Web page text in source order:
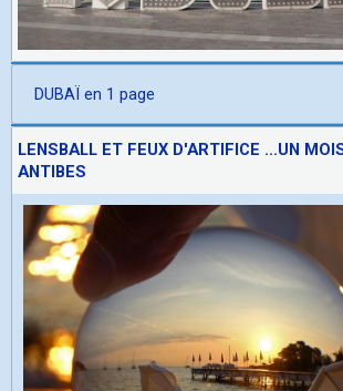
DUBAÏ en 1 page
LENSBALL ET FEUX D'ARTIFICE ...UN
ANTIBES